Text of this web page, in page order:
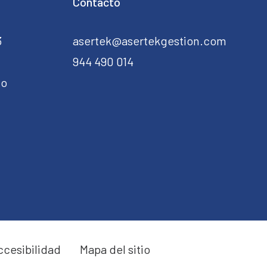
asertek@asertekgestion.com
944 490 014
Mapa del sitio